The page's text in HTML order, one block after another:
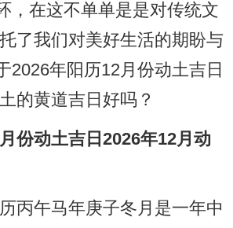
，在这不单单是是对传统文
了我们对美好生活的期盼与
2026年阳历12月份动土吉日
的黄道吉日好吗？
份动土吉日2026年12月动
丙午马年庚子冬月是一年中